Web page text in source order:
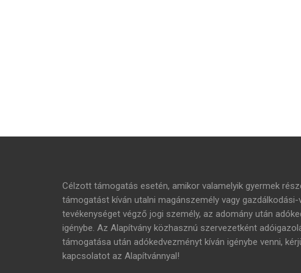
Célzott támogatás esetén, amikor valamelyik gyermek
támogatást kíván utalni magánszemély vagy gazdálkodási-
tevékenységet végző jogi személy, az adomány után
igénybe. Az Alapítvány közhasznú szervezetként
támogatása után adókedvezményt kíván igénybe venni,
kapcsolatot az Alapítvánnyal!